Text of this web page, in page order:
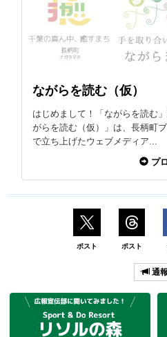
ながらを読む（仮）
はじめまして！「ながらを読む
がらを読む（仮）」は、長柄町
で立ち上げたウェブメディア...
プ
ポスト ポスト
通報